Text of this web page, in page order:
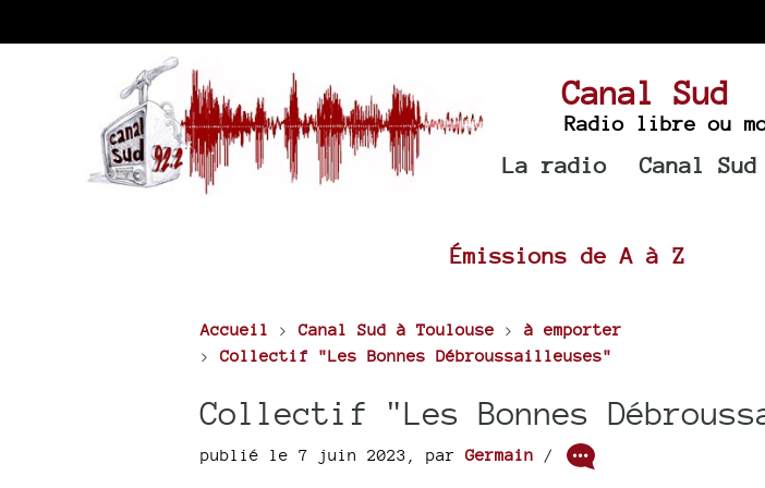
Canal Sud
Radio libre ou
La radio Canal
Émissions de A à Z
Accueil >Canal Sud à Toulouse > à emporter
>Collectif "Les Bonnes Débroussailleuses"
Collectif "Les Bonnes
publié le 7 juin 2023 parGermain /